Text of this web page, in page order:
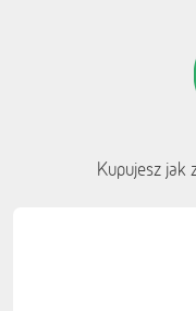
Kupujesz jak